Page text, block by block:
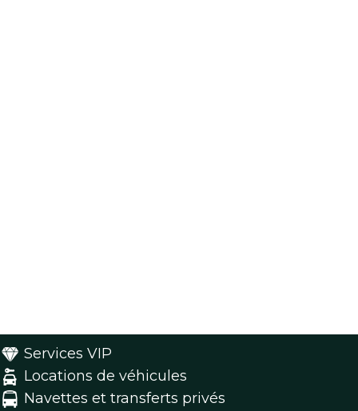
Services VIP
Locations de véhicules
Navettes et transferts privés